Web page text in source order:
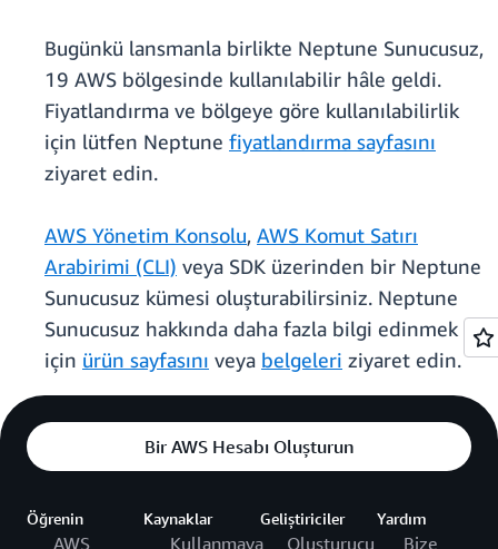
Bugünkü lansmanla birlikte Neptune Sunucusuz,
19 AWS bölgesinde kullanılabilir hâle geldi.
Fiyatlandırma ve bölgeye göre kullanılabilirlik
için lütfen Neptune fiyatlandırma sayfasını
ziyaret edin.
AWS Yönetim Konsolu, AWS Komut Satırı
Arabirimi (CLI) veya SDK üzerinden bir Neptune
Sunucusuz kümesi oluşturabilirsiniz. Neptune
Sunucusuz hakkında daha fazla bilgi edinmek
için ürün sayfasını veya belgeleri ziyaret edin.
Bir AWS Hesabı Oluşturun
Öğrenin
AWS
Kaynaklar
Kullanmaya
Geliştiriciler
Oluşturucu
Yardım
Bize